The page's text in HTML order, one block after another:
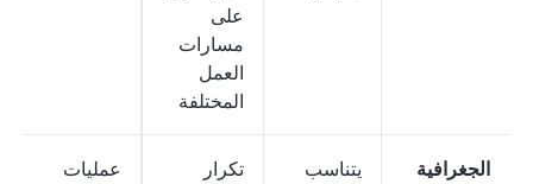
على
مسارات
العمل
المختلفة
الجغرافية
يتناسب
تكرار
عمليات